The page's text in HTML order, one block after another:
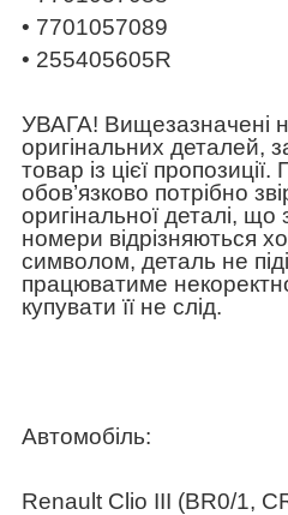
• 7701057089
• 255405605R
УВАГА! Вищезазначені
оригінальних деталей,
товар із цієї
обов’язково потрібно
оригінальної деталі,
номери відрізняються
символом, деталь не
працюватиме
купувати її не слід.
Автомобіль:
Renault Clio III (BR0/1,